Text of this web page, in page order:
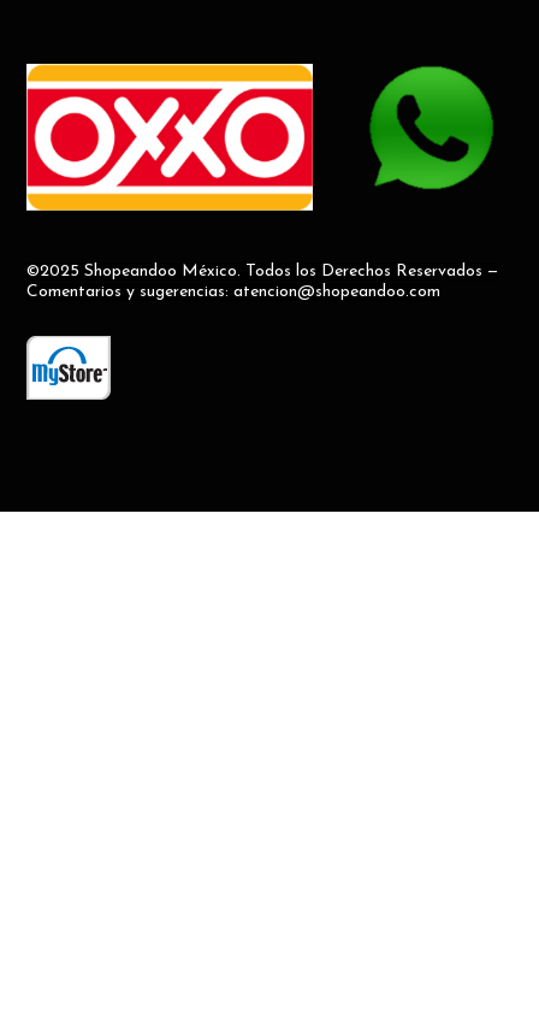
©2025 Shopeandoo México. Todos los Derechos Reservados —
Comentarios y sugerencias: atencion@shopeandoo.com